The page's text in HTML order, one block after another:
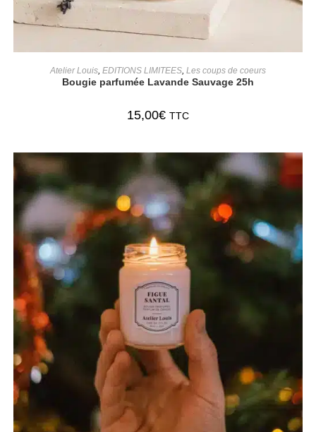
AJOUTER AU PANIER
Atelier Louis EDITIONS LIMITEES Les coups de coeurs
Bougie parfumée Lavande Sauvage 25h
15,00€ TTC